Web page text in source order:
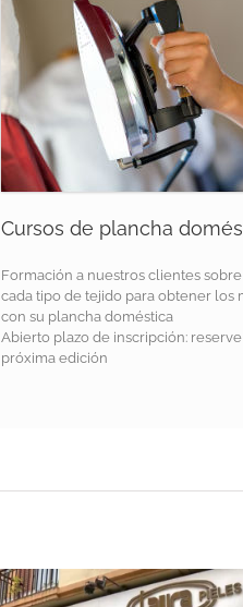
Cursos de plancha
Formación a nuestros clientes
cada tipo de tejido para obtener los
con su plancha doméstica
Abierto plazo de inscripción: reserve
próxima edición